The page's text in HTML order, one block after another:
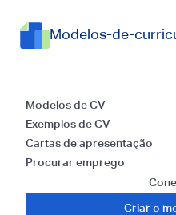
Modelos-de-
Modelos de CV
Exemplos de CV
Cartas de apresentação
Procurar emprego
Criar o
formador:
Guia